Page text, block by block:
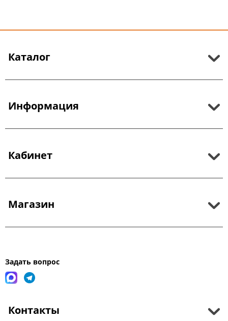
Каталог
Информация
Кабинет
Магазин
Задать вопрос
Контакты